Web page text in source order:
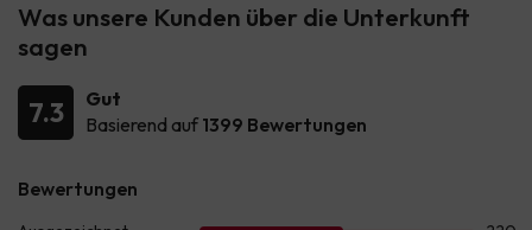
Was unsere Kunden über die Unterkunft
sagen
7.3
Gut
Basierend auf 1399 Bewertungen